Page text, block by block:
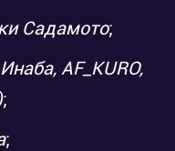
Садамото;
AF_KURO,
;
;